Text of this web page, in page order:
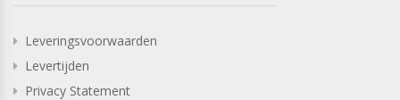
Leveringsvoorwaarden
Levertijden
Privacy Statement